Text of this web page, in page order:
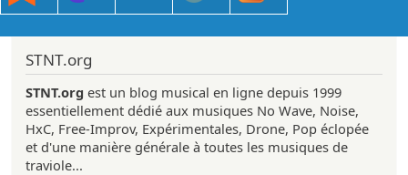
STNT.org
STNT.org est un blog musical en ligne depuis 1999
essentiellement dédié aux musiques No Wave, Noise,
HxC, Free-Improv, Expérimentales, Drone, Pop éclopée
et d'une manière générale à toutes les musiques de
traviole...